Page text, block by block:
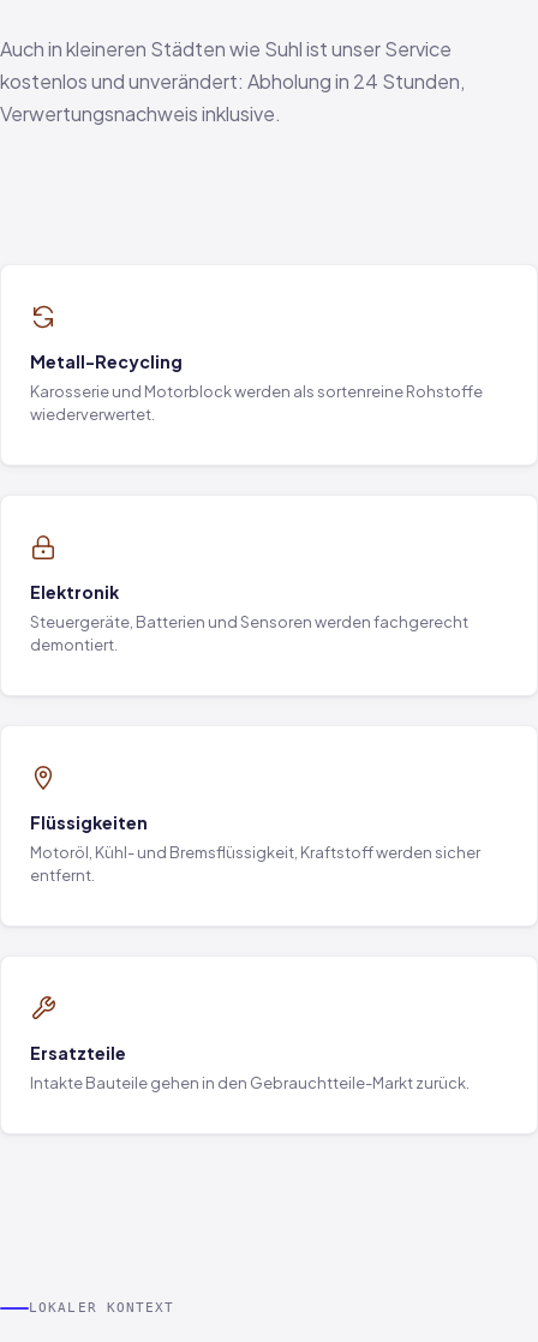
Auch in kleineren Städten wie Suhl ist unser Service
kostenlos und unverändert: Abholung in 24 Stunden,
Verwertungsnachweis inklusive.
Metall-Recycling
Karosserie und Motorblock werden als sortenreine Rohstoffe
wiederverwertet.
Elektronik
Steuergeräte, Batterien und Sensoren werden fachgerecht
demontiert.
Flüssigkeiten
Motoröl, Kühl- und Bremsflüssigkeit, Kraftstoff werden sicher
entfernt.
Ersatzteile
Intakte Bauteile gehen in den Gebrauchtteile-Markt zurück.
LOKALER KONTEXT